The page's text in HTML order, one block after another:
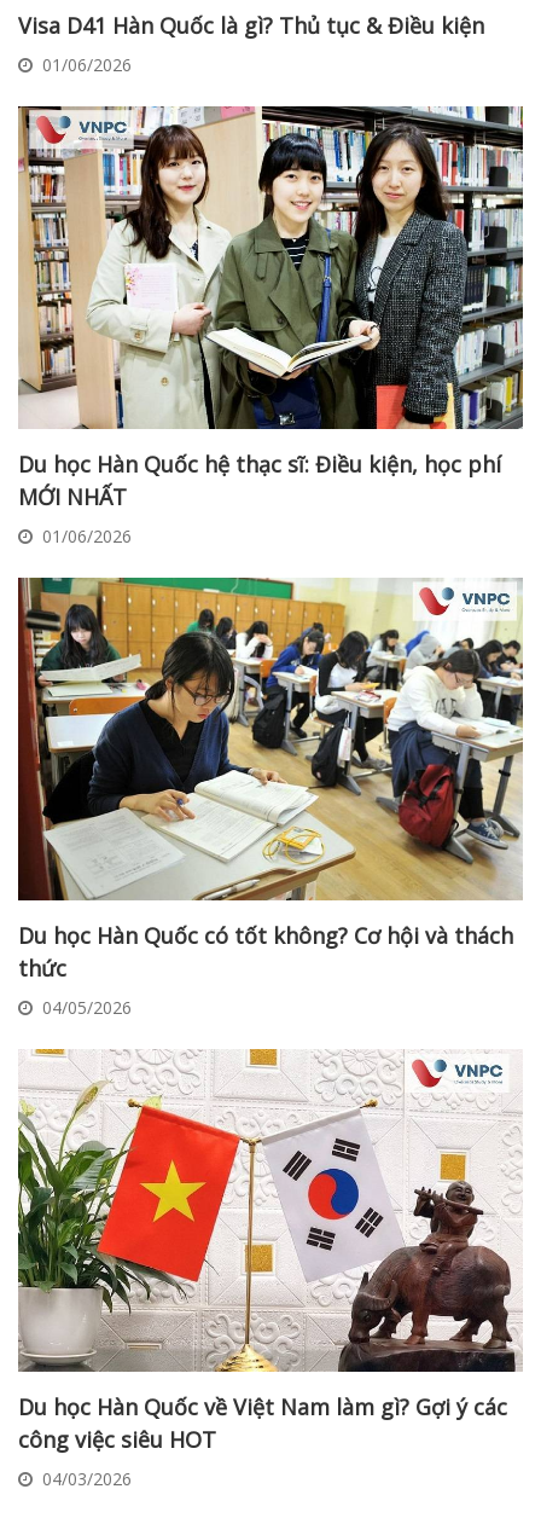
Visa D41 Hàn Quốc là gì? Thủ tục & Điều kiện
01/06/2026
Du học Hàn Quốc hệ thạc sĩ: Điều kiện, học phí
MỚI NHẤT
01/06/2026
Du học Hàn Quốc có tốt không? Cơ hội và thách
thức
04/05/2026
Du học Hàn Quốc về Việt Nam làm gì? Gợi ý các
công việc siêu HOT
04/03/2026